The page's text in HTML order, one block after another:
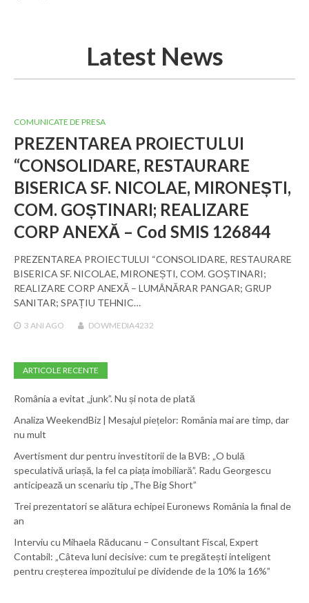
Latest News
COMUNICATE DE PRESA
PREZENTAREA PROIECTULUI
“CONSOLIDARE, RESTAURARE
BISERICA SF. NICOLAE, MIRONEȘTI,
COM. GOȘTINARI; REALIZARE
CORP ANEXĂ – Cod SMIS 126844
PREZENTAREA PROIECTULUI “CONSOLIDARE, RESTAURARE
BISERICA SF. NICOLAE, MIRONEȘTI, COM. GOȘTINARI;
REALIZARE CORP ANEXĂ – LUMÂNĂRAR PANGAR; GRUP
SANITAR; SPAȚIU TEHNIC…
3 ANI AGO DOWMEDIA4232
ARTICOLE RECENTE
România a evitat „junk”. Nu și nota de plată
Analiza WeekendBiz | Mesajul piețelor: România mai are timp, dar
nu mult
Avertisment dur pentru investitorii de la BVB: „O bulă
speculativă uriașă, la fel ca piața imobiliară”. Radu Georgescu
anticipează un scenariu tip „The Big Short”
Trei prezentatori se alătura echipei Euronews România la final de
an
Interviu cu Mihaela Răducanu – Consultant Fiscal, Expert
Contabil: „Câteva luni decisive: cum te pregătești inteligent
pentru creșterea impozitului pe dividende de la 10% la 16%”